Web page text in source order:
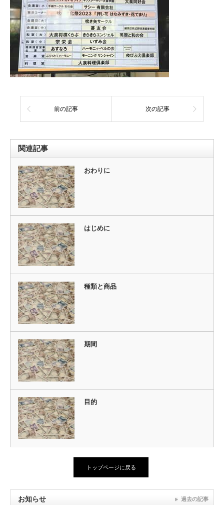
前の記事 次の記事
関連記事
おわりに
はじめに
種類と商品
期間
目的
トップページに戻る
お知らせ 過去の記事